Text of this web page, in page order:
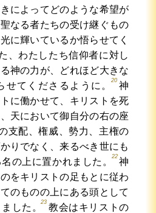
によってどのような希望が
なる者たちの受け継ぐもの
に輝いているか悟らせてく
、わたしたち信仰者に対し
神の力が、どれほど大きな
せてくださるように。
20
神
に働かせて、キリストを死
天において御自分の右の座
支配、権威、勢力、主権の
りでなく、来るべき世にも
の上に置かれました。
22
神
をキリストの足もとに従わ
のものの上にある頭として
した。
23
教会はキリストの